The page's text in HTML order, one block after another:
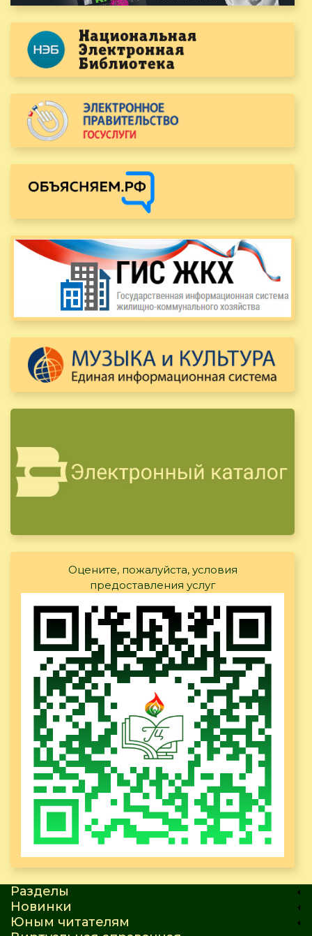
Оцените, пожалуйста, условия
предоставления услуг
Разделы
Новинки
Юным читателям